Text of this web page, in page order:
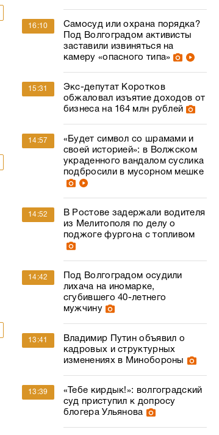
16:10
Самосуд или охрана порядка?
Под Волгоградом активисты
заставили извиняться на
камеру «опасного типа»
15:31
Экс-депутат Коротков
обжаловал изъятие доходов от
бизнеса на 164 млн рублей
14:57
«Будет символ со шрамами и
своей историей»: в Волжском
украденного вандалом суслика
подбросили в мусорном мешке
14:52
В Ростове задержали водителя
из Мелитополя по делу о
поджоге фургона с топливом
14:42
Под Волгоградом осудили
лихача на иномарке,
сгубившего 40-летнего
мужчину
13:41
Владимир Путин объявил о
кадровых и структурных
изменениях в Минобороны
13:39
«Тебе кирдык!»: волгоградский
суд приступил к допросу
блогера Ульянова